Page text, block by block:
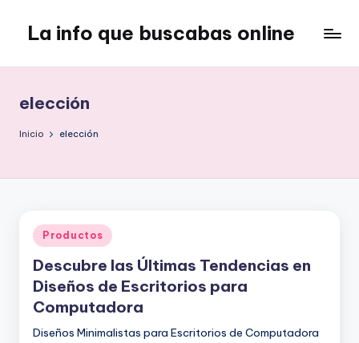
contenido
La info que buscabas online
para
aprender
y
elección
Inicio elección
Publicado
en
Productos
Descubre las Últimas Tendencias en
Diseños de Escritorios para
Computadora
Diseños Minimalistas para Escritorios de Computadora